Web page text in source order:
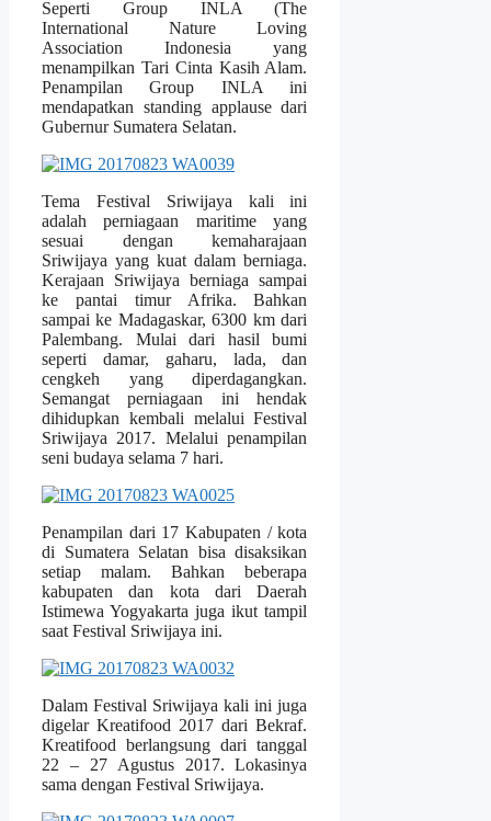
Seperti Group INLA (The
International Nature Loving
Association Indonesia yang
menampilkan Tari Cinta Kasih Alam.
Penampilan Group INLA ini
mendapatkan standing applause dari
Gubernur Sumatera Selatan.
Tema Festival Sriwijaya kali ini
adalah perniagaan maritime yang
sesuai dengan kemaharajaan
Sriwijaya yang kuat dalam berniaga.
Kerajaan Sriwijaya berniaga sampai
ke pantai timur Afrika. Bahkan
sampai ke Madagaskar, 6300 km dari
Palembang. Mulai dari hasil bumi
seperti damar, gaharu, lada, dan
cengkeh yang diperdagangkan.
Semangat perniagaan ini hendak
dihidupkan kembali melalui Festival
Sriwijaya 2017. Melalui penampilan
seni budaya selama 7 hari.
Penampilan dari 17 Kabupaten / kota
di Sumatera Selatan bisa disaksikan
setiap malam. Bahkan beberapa
kabupaten dan kota dari Daerah
Istimewa Yogyakarta juga ikut tampil
saat Festival Sriwijaya ini.
Dalam Festival Sriwijaya kali ini juga
digelar Kreatifood 2017 dari Bekraf.
Kreatifood berlangsung dari tanggal
22 – 27 Agustus 2017. Lokasinya
sama dengan Festival Sriwijaya.